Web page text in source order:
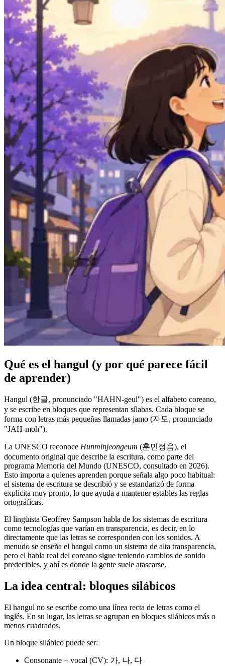
Qué es el hangul (y por qué parece fácil
de aprender)
Hangul (한글, pronunciado "HAHN-geul") es el alfabeto coreano,
y se escribe en bloques que representan sílabas. Cada bloque se
forma con letras más pequeñas llamadas jamo (자모, pronunciado
"JAH-moh").
La UNESCO reconoce Hunminjeongeum (훈민정음), el
documento original que describe la escritura, como parte del
programa Memoria del Mundo (UNESCO, consultado en 2026).
Esto importa a quienes aprenden porque señala algo poco habitual:
el sistema de escritura se describió y se estandarizó de forma
explícita muy pronto, lo que ayuda a mantener estables las reglas
ortográficas.
El lingüista Geoffrey Sampson habla de los sistemas de escritura
como tecnologías que varían en transparencia, es decir, en lo
directamente que las letras se corresponden con los sonidos. A
menudo se enseña el hangul como un sistema de alta transparencia,
pero el habla real del coreano sigue teniendo cambios de sonido
predecibles, y ahí es donde la gente suele atascarse.
La idea central: bloques silábicos
El hangul no se escribe como una línea recta de letras como el
inglés. En su lugar, las letras se agrupan en bloques silábicos más o
menos cuadrados.
Un bloque silábico puede ser:
Consonante + vocal (CV): 가, 나, 다